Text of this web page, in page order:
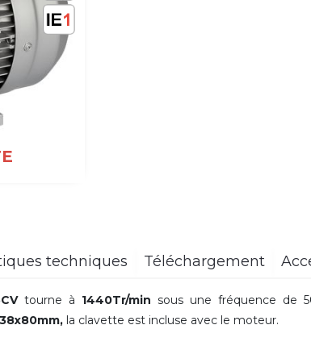
techniques Téléchargement
tourne à 1440Tr/min sous une fréquence de
38x80mm, la clavette est incluse avec le moteur.